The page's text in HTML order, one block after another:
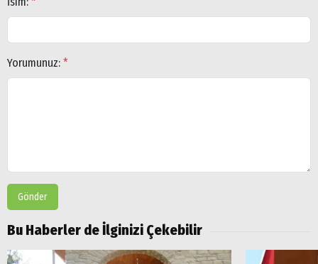
Yorumunuz: *
Gönder
Bu Haberler de İlginizi Çekebilir